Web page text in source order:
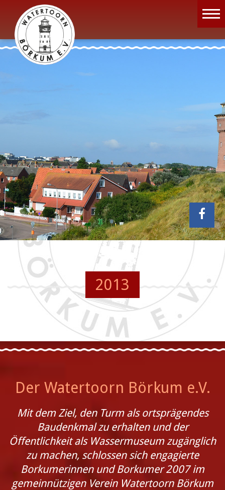
Wassermuseum
Öffnungszeiten
Projekte
2013
Der Watertoorn Börkum e.V.
Mit dem Ziel, den Turm als ortsprägendes
Baudenkmal zu erhalten und der
Öffentlichkeit als Wassermuseum zugänglich
zu machen, schlossen sich engagierte
Borkumerinnen und Borkumer 2007 im
gemeinnützigen Verein Watertoorn Börkum